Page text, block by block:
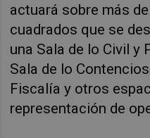
actuará sobre más
cuadrados que se
una Sala de lo Civil y
Sala de lo
Fiscalía y otros
representación de